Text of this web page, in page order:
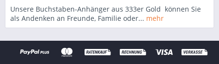
Unsere Buchstaben-Anhänger aus 333er Gold können Sie
als Andenken an Freunde, Familie oder... mehr